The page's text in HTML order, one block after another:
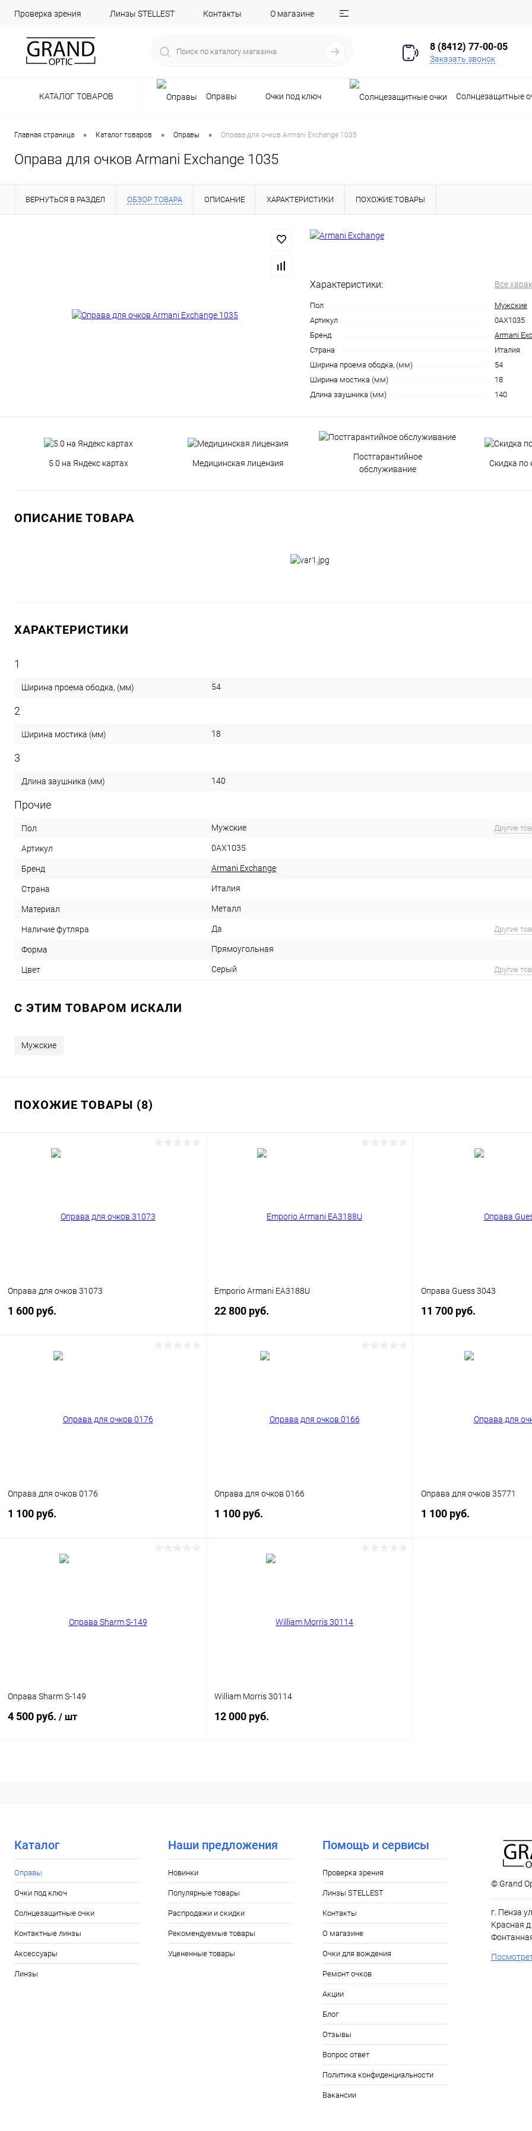
Проверка зрения Линзы STELLEST Контакты О магазине
8 (8412) 77-00-05
Заказать звонок
КАТАЛОГ ТОВАРОВ Оправы Очки под ключ Солнцезащитные
Главная страница • Каталог товаров • Оправы • Оправа для очков Armani Exchange 1035
Оправа для очков Armani Exchange 1035
ВЕРНУТЬСЯ В РАЗДЕЛ ОБЗОР ТОВАРА ОПИСАНИЕ ХАРАКТЕРИСТИКИ ПОХОЖИЕ ТОВАРЫ
Характеристики: Все
Пол
Мужские
Артикул
0AX1035
Бренд
Armani
Страна
Италия
Ширина проема ободка, (мм)
54
Ширина мостика (мм)
18
Длина заушника (мм)
140
5.0 на Яндекс картах Медицинская лицензия
Постгарантийное
обслуживание
Скидка по
ОПИСАНИЕ ТОВАРА
ХАРАКТЕРИСТИКИ
1
Ширина проема ободка, (мм) 54
2
Ширина мостика (мм) 18
3
Длина заушника (мм) 140
Прочие
Пол Мужские Другие
Артикул 0AX1035
Бренд Armani Exchange
Страна Италия
Материал Металл
Наличие футляра Да Другие
Форма Прямоугольная
Цвет Серый Другие
C ЭТИМ ТОВАРОМ ИСКАЛИ
Мужские
ПОХОЖИЕ ТОВАРЫ (8)
Оправа для очков 31073
1 600 руб.
Emporio Armani EA3188U
22 800 руб.
Оправа Guess 3043
11 700 руб.
Оправа для очков 0176
1 100 руб.
Оправа для очков 0166
1 100 руб.
Оправа для очков 35771
1 100 руб.
Оправа Sharm S-149
4 500 руб. / шт
William Morris 30114
12 000 руб.
Каталог
Оправы
Очки под ключ
Солнцезащитные очки
Контактные линзы
Аксессуары
Линзы
Наши предложения
Новинки
Популярные товары
Распродажи и скидки
Рекомендуемые товары
Уцененные товары
Помощь и сервисы
Проверка зрения
Линзы STELLEST
Контакты
О магазине
Очки для вождения
Ремонт очков
Акции
Блог
Отзывы
Вопрос ответ
Политика конфиденциальности
Вакансии
© Grand
г. Пенза
Красная